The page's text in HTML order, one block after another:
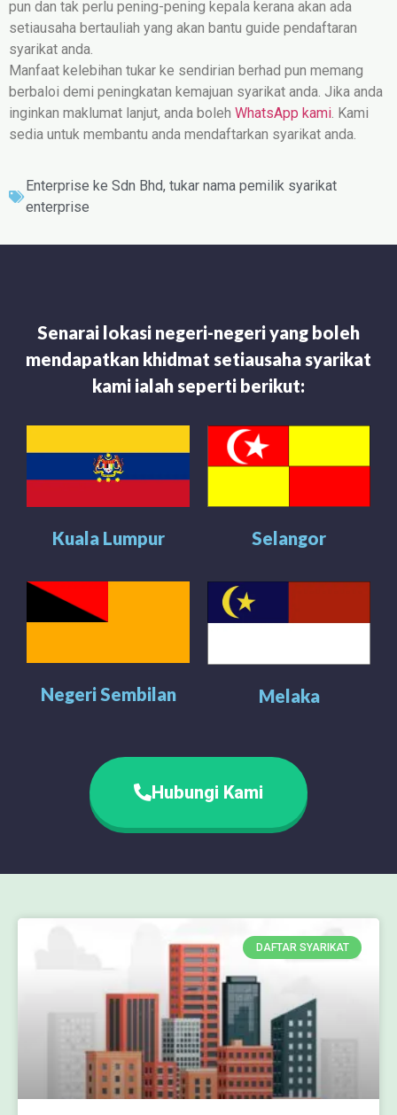
pun dan tak perlu pening-pening kepala kerana akan ada
setiausaha bertauliah yang akan bantu guide pendaftaran
syarikat anda.
Manfaat kelebihan tukar ke sendirian berhad pun memang
berbaloi demi peningkatan kemajuan syarikat anda. Jika anda
inginkan maklumat lanjut, anda boleh WhatsApp kami . Kami
sedia untuk membantu anda mendaftarkan syarikat anda.
Enterprise ke Sdn Bhd, tukar nama pemilik syarikat
enterprise
Senarai lokasi negeri-negeri yang boleh
mendapatkan khidmat setiausaha syarikat
kami ialah seperti berikut:
Kuala Lumpur Selangor
Negeri Sembilan Melaka
Hubungi Kami
DAFTAR SYARIKAT